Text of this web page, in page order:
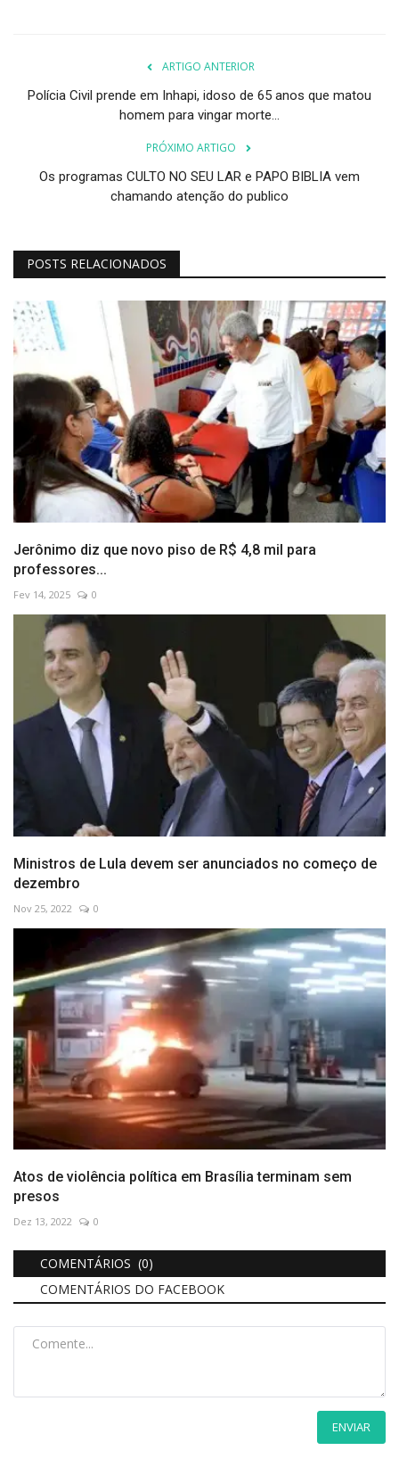
ARTIGO ANTERIOR
Polícia Civil prende em Inhapi, idoso de 65 anos que matou
homem para vingar morte...
PRÓXIMO ARTIGO
Os programas CULTO NO SEU LAR e PAPO BIBLIA vem
chamando atenção do publico
POSTS RELACIONADOS
Jerônimo diz que novo piso de R$ 4,8 mil para
professores...
Fev 14, 2025 0
Ministros de Lula devem ser anunciados no começo de
dezembro
Nov 25, 2022 0
Atos de violência política em Brasília terminam sem
presos
Dez 13, 2022 0
COMENTÁRIOS (0)
COMENTÁRIOS DO FACEBOOK
ENVIAR